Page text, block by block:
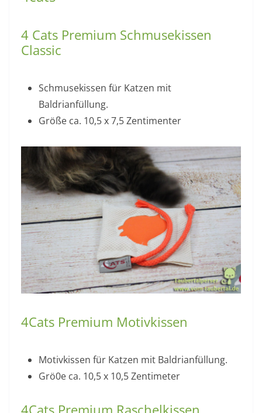
4 Cats Premium Schmusekissen
Classic
Schmusekissen für Katzen mit
Baldrianfüllung.
Größe ca. 10,5 x 7,5 Zentimenter
4Cats Premium Motivkissen
Motivkissen für Katzen mit Baldrianfüllung.
Grö0e ca. 10,5 x 10,5 Zentimeter